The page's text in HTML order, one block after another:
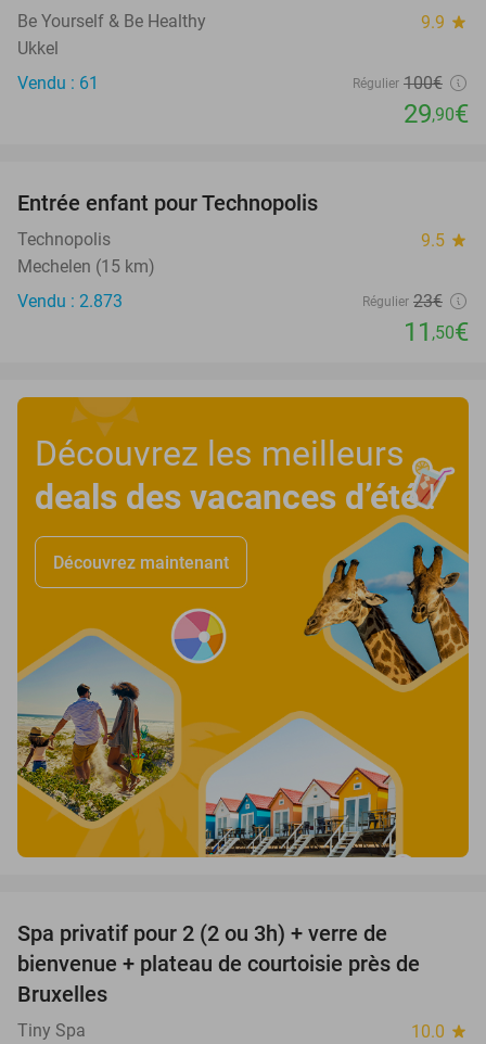
Be Yourself & Be Healthy 9.9 star
Ukkel
Vendu : 61
Régulier 100€
29,90€
Entrée enfant pour Technopolis
Technopolis 9.5 star
Mechelen (15 km)
Vendu : 2.873
Régulier 23€
11 ,50€
Découvrez les meilleurs
deals des vacances d’été!
Découvrez maintenant
Spa privatif pour 2 (2 ou 3h) + verre de
bienvenue + plateau de courtoisie près de
Bruxelles
Tiny Spa 10.0 star